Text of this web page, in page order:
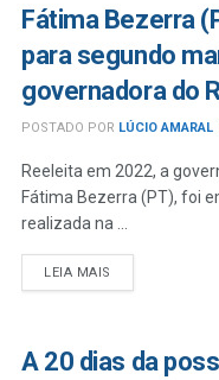
Fátima Bezerra
para segundo
governadora do
POSTADO POR LÚCIO AMARAL
Reeleita em 2022, a
Fátima Bezerra (PT), foi
realizada na ...
LEIA MAIS
A 20 dias da